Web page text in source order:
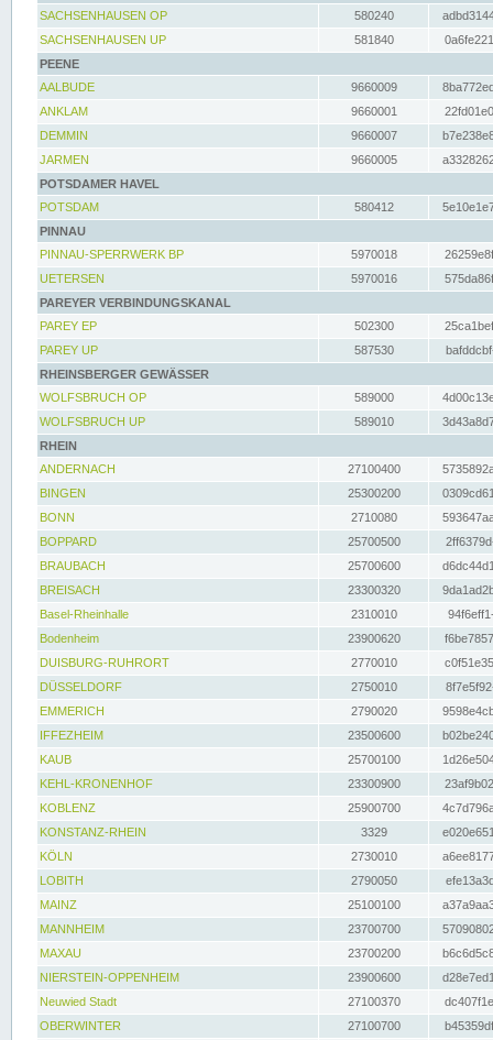
SACHSENHAUSEN OP
580240
SACHSENHAUSEN UP
581840
PEENE
AALBUDE
9660009
ANKLAM
9660001
DEMMIN
9660007
JARMEN
9660005
POTSDAMER HAVEL
POTSDAM
580412
PINNAU
PINNAU-SPERRWERK BP
5970018
UETERSEN
5970016
PAREYER VERBINDUNGSKANAL
PAREY EP
502300
PAREY UP
587530
RHEINSBERGER GEWÄSSER
WOLFSBRUCH OP
589000
WOLFSBRUCH UP
589010
RHEIN
ANDERNACH
27100400
BINGEN
25300200
BONN
2710080
BOPPARD
25700500
BRAUBACH
25700600
BREISACH
23300320
Basel-Rheinhalle
2310010
Bodenheim
23900620
DUISBURG-RUHRORT
2770010
DÜSSELDORF
2750010
EMMERICH
2790020
IFFEZHEIM
23500600
KAUB
25700100
KEHL-KRONENHOF
23300900
KOBLENZ
25900700
KONSTANZ-RHEIN
3329
KÖLN
2730010
LOBITH
2790050
MAINZ
25100100
MANNHEIM
23700700
MAXAU
23700200
NIERSTEIN-OPPENHEIM
23900600
Neuwied Stadt
27100370
OBERWINTER
27100700